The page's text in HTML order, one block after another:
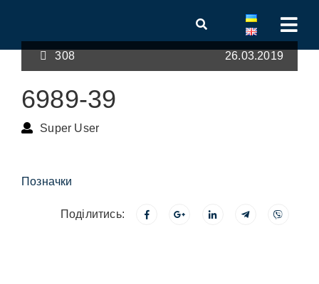
308 26.03.2019
6989-39
Super User
Позначки
Поділитись: